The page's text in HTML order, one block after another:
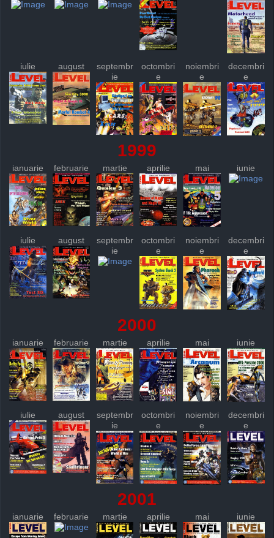
iulie august
septembr
ie
octombri
e
noiembri
e
decembri
e
1999
ianuarie februarie martie aprilie mai iunie
iulie august
septembr
ie
octombri
e
noiembri
e
decembri
e
2000
ianuarie februarie martie aprilie mai iunie
iulie august
septembr
ie
octombri
e
noiembri
e
decembri
e
2001
ianuarie februarie martie aprilie mai iunie